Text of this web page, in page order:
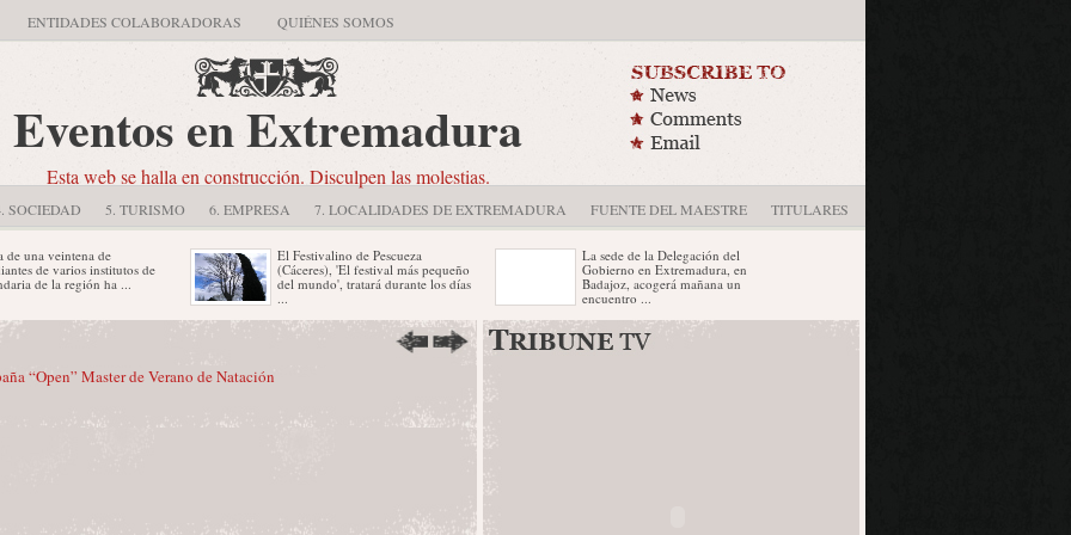
ENTIDADES COLABORADORAS QUIÉNES SOMOS
Eventos en Extremadura
Esta web se halla en construcción. Disculpen las molestias.
SOCIEDAD 5. TURISMO 6. EMPRESA 7. LOCALIDADES DE EXTREMADURA FUENTE DEL MAESTRE TITULARES
veintena de
varios institutos de
la región ha ...
El Festivalino de Pescueza
(Cáceres), 'El festival más pequeño
del mundo', tratará durante los días
...
La sede de la Delegación del
Gobierno en Extremadura, en
Badajoz, acogerá mañana un
encuentro ...
Festejos, Luis
de la FEF,
Naranjo, ...
Bailarines de break dance de
diferentes puntos del país y dos